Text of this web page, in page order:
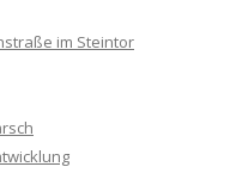
im Steintor